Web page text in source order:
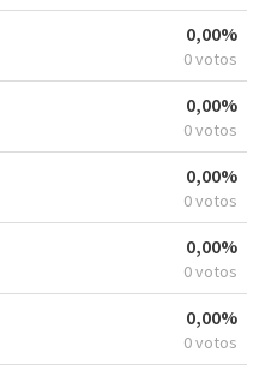
0,00%
0 votos
0,00%
0 votos
0,00%
0 votos
0,00%
0 votos
0,00%
0 votos